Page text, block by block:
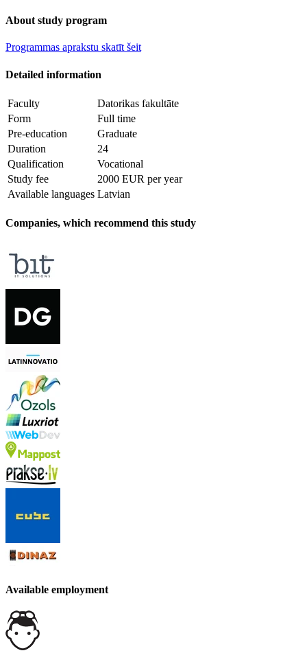
About study program
Programmas aprakstu skatīt šeit
Detailed information
Faculty
Datorikas fakultāte
Form
Full time
Pre-education
Graduate
Duration
24
Qualification
Vocational
Study fee
2000 EUR per year
Available languages Latvian
Companies, which recommend this study
Available employment